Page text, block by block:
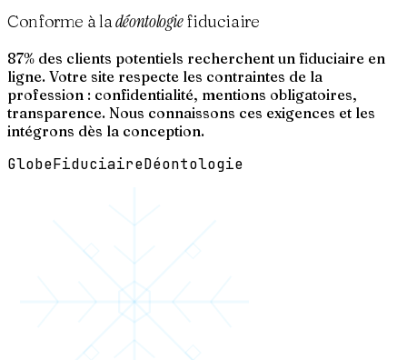
Conforme à ladéontologiefiduciaire
87% des clients potentiels recherchent un fiduciaire en
ligne. Votre site respecte les contraintes de la
profession : confidentialité, mentions obligatoires,
transparence. Nous connaissons ces exigences et les
intégrons dès la conception.
GlobeFiduciaireDéontologie